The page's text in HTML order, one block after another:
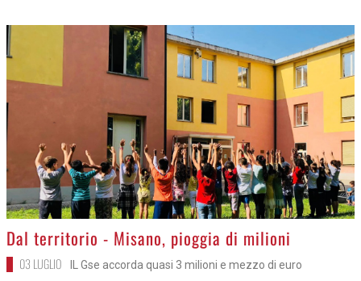
>
Dal territorio - Misano, pioggia di milioni
03 LUGLIO IL Gse accorda quasi 3 milioni e mezzo di euro